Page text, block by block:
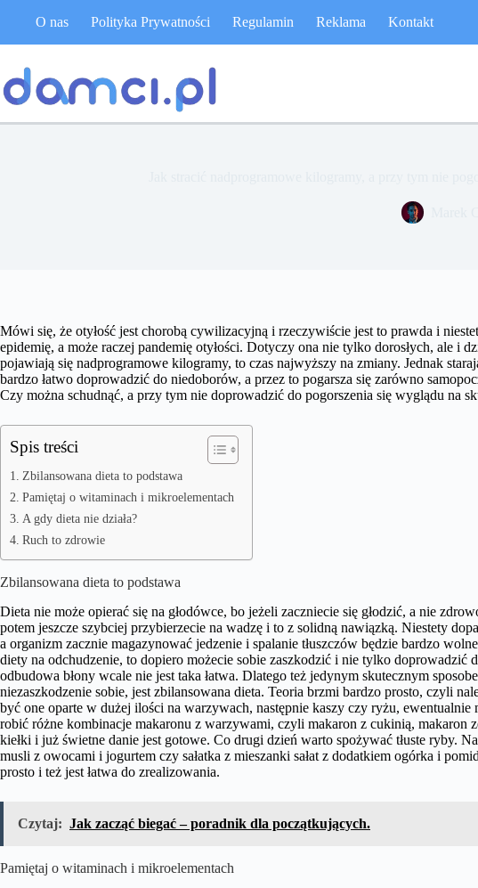
O nas Polityka Prywatności Regulamin Reklama Kontakt
Mówi się, że otyłość jest chorobą cywilizacyjną i rzeczywiście jest to prawda i
epidemię, a może raczej pandemię otyłości. Dotyczy ona nie tylko dorosłych, ale i
pojawiają się nadprogramowe kilogramy, to czas najwyższy na zmiany. Jednak
bardzo łatwo doprowadzić do niedoborów, a przez to pogarsza się zarówno
Czy można schudnąć, a przy tym nie doprowadzić do pogorszenia się wyglądu na
Spis treści
Zbilansowana dieta to podstawa
Pamiętaj o witaminach i mikroelementach
A gdy dieta nie działa?
Ruch to zdrowie
Zbilansowana dieta to podstawa
Dieta nie może opierać się na głodówce, bo jeżeli zaczniecie się głodzić, a nie
potem jeszcze szybciej przybierzecie na wadzę i to z solidną nawiązką. Niestety
a organizm zacznie magazynować jedzenie i spalanie tłuszczów będzie bardzo
diety na odchudzenie, to dopiero możecie sobie zaszkodzić i nie tylko doprowadzić
odbudowa błony wcale nie jest taka łatwa. Dlatego też jedynym skutecznym
niezaszkodzenie sobie, jest zbilansowana dieta. Teoria brzmi bardzo prosto, czyli
być one oparte w dużej ilości na warzywach, następnie kaszy czy ryżu,
robić różne kombinacje makaronu z warzywami, czyli makaron z cukinią, makaron
kiełki i już świetne danie jest gotowe. Co drugi dzień warto spożywać tłuste ryby.
musli z owocami i jogurtem czy sałatka z mieszanki sałat z dodatkiem ogórka i
prosto i też jest łatwa do zrealizowania.
Czytaj: Jak zacząć biegać – poradnik dla początkujących.
Pamiętaj o witaminach i mikroelementach